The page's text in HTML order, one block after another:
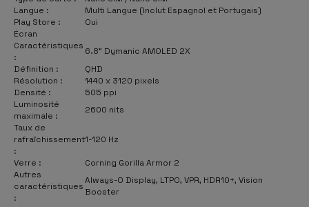
Langue :
Multi Langue (Inclut Espagnol et Portugais)
Play Store :
Oui
Écran
Caractéristiques
:
6.8" Dymanic AMOLED 2X
Définition :
QHD
Résolution :
1440 x 3120 pixels
Densité :
505 ppi
Luminosité
maximale :
2600 nits
Taux de
rafraîchissement
:
1-120 Hz
Verre :
Corning Gorilla Armor 2
Autres
caractéristiques
:
Always-O Display, LTPO, VPR, HDR10+, Vision
Booster